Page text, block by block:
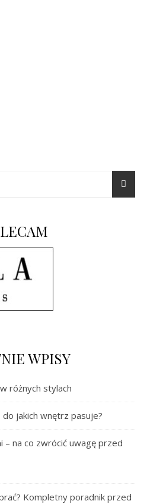
WPISY
różnych stylach
do jakich wnętrz pasuje?
– na co zwrócić uwagę przed
Kompletny poradnik przed